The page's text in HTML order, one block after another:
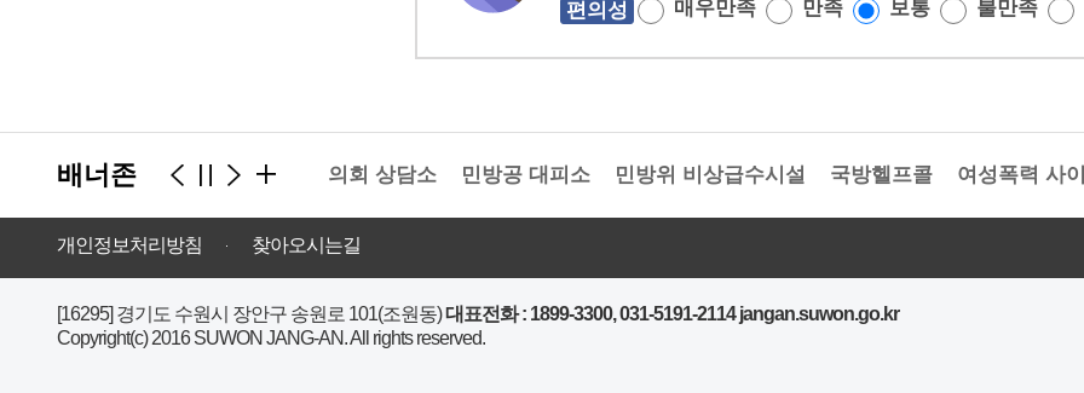
편의성
매우만족 만족 보통 불만족
배너존 경기도의회 상담소 민방공 대피소 민방위 비상급수시설 국방헬프콜 여성폭력 사이
개인정보처리방침 찾아오시는길
[16295] 경기도 수원시 장안구 송원로 101(조원동)대표전화 : 1899-3300, 031-5191-2114 jangan.suwon.go.kr
Copyright(c) 2016 SUWON JANG-AN. All rights reserved.